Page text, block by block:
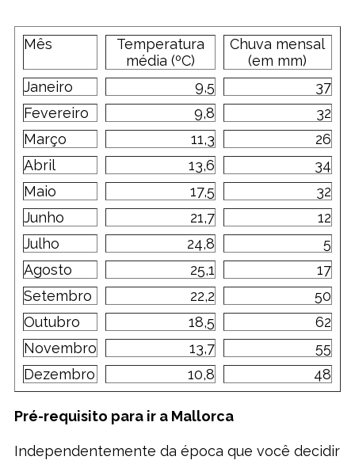
Mês
Temperatura
média (ºC)
Chuva mensal
(em mm)
Janeiro
9,5
37
Fevereiro
9,8
32
Março
11,3
26
Abril
13,6
34
Maio
17,5
32
Junho
21,7
12
Julho
24,8
5
Agosto
25,1
17
Setembro
22,2
50
Outubro
18,5
62
Novembro
13,7
55
Dezembro
10,8 48
Pré-requisito para ir a Mallorca
Independentemente da época que você decidir